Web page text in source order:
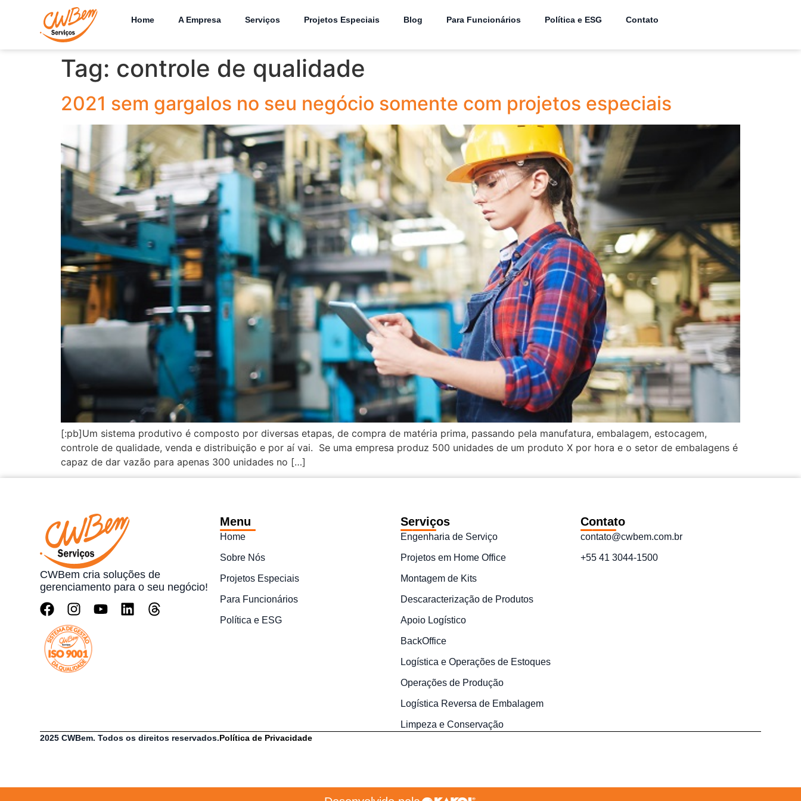
Home A Empresa Serviços Projetos Especiais Blog Para Funcionários Política e ESG Contato
Tag: controle de qualidade
2021 sem gargalos no seu negócio somente com projetos especiais
[:pb]Um sistema produtivo é composto por diversas etapas, de compra de matéria prima, passando pela manufatura, embalagem, estocagem,
controle de qualidade, venda e distribuição e por aí vai. Se uma empresa produz 500 unidades de um produto X por hora e o setor de embalagens é
capaz de dar vazão para apenas 300 unidades no […]
CWBem cria soluções de
gerenciamento para o seu negócio!
Menu
Home
Sobre Nós
Projetos Especiais
Para Funcionários
Política e ESG
Serviços
Engenharia de Serviço
Projetos em Home Office
Montagem de Kits
Descaracterização de Produtos
Apoio Logístico
BackOffice
Logística e Operações de Estoques
Operações de Produção
Logística Reversa de Embalagem
Limpeza e Conservação
Contato
contato@cwbem.com.br
+55 41 3044-1500
2025 CWBem. Todos os direitos reservados.Política de Privacidade